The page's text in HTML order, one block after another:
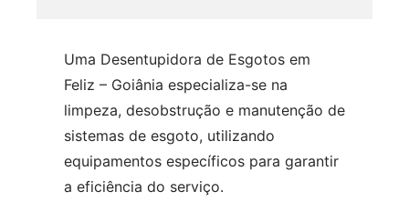
Uma Desentupidora de Esgotos em
Feliz – Goiânia especializa-se na
limpeza, desobstrução e manutenção de
sistemas de esgoto, utilizando
equipamentos específicos para garantir
a eficiência do serviço.